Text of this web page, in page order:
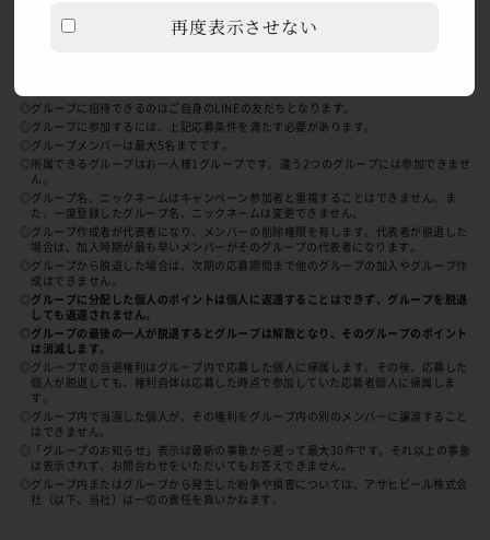
再度表示させない
グループ応募
◎グループに招待できるのはご自身のLINEの友だちとなります。
◎グループに参加するには、上記応募条件を満たす必要があります。
◎グループメンバーは最大5名までです。
◎所属できるグループはお一人様1グループです。違う2つのグループには参加できませ
ん。
◎グループ名、ニックネームはキャンペーン参加者と重複することはできません。ま
た、一度登録したグループ名、ニックネームは変更できません。
◎グループ作成者が代表者になり、メンバーの削除権限を有します。代表者が脱退した
場合は、加入時期が最も早いメンバーがそのグループの代表者になります。
◎グループから脱退した場合は、次期の応募期間まで他のグループの加入やグループ作
成はできません。
◎グループに分配した個人のポイントは個人に返還することはできず、グループを脱退
しても返還されません。
◎グループの最後の一人が脱退するとグループは解散となり、そのグループのポイント
は消滅します。
◎グループでの当選権利はグループ内で応募した個人に帰属します。その後、応募した
個人が脱退しても、権利自体は応募した時点で参加していた応募者個人に帰属しま
す。
◎グループ内で当選した個人が、その権利をグループ内の別のメンバーに譲渡すること
はできません。
◎「グループのお知らせ」表示は最新の事象から遡って最大30件です。それ以上の事象
は表示されず、お問合わせをいただいてもお答えできません。
◎グループ内またはグループから発生した紛争や損害については、アサヒビール株式会
社（以下、当社）は一切の責任を負いかねます。